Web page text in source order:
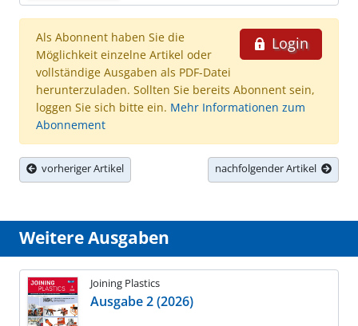
Login
Als Abonnent haben Sie die
Möglichkeit einzelne Artikel oder
vollständige Ausgaben als PDF-Datei
herunterzuladen. Sollten Sie bereits Abonnent sein,
loggen Sie sich bitte ein. Mehr Informationen zum
Abonnement
vorheriger Artikel nachfolgender Artikel
Weitere Ausgaben
Joining Plastics
Ausgabe 2 (2026)